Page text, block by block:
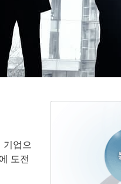
기업으
도전